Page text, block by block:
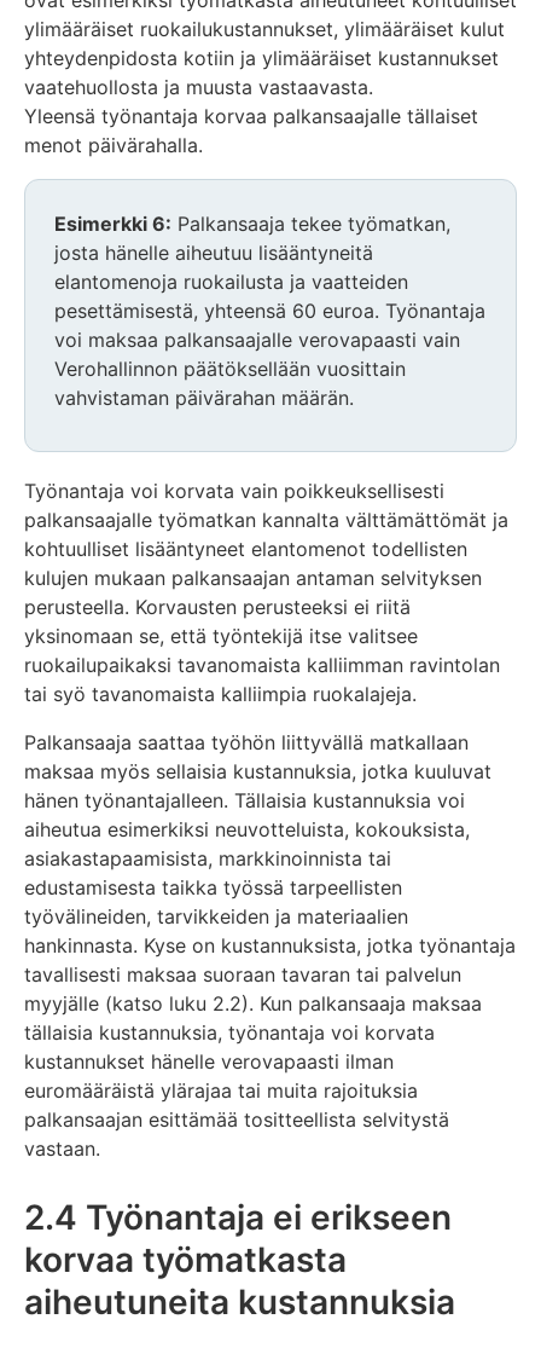
ylimääräiset ruokailukustannukset, ylimääräiset kulut
yhteydenpidosta kotiin ja ylimääräiset kustannukset
vaatehuollosta ja muusta vastaavasta.
Yleensä työnantaja korvaa palkansaajalle tällaiset
menot päivärahalla.
Esimerkki 6: Palkansaaja tekee työmatkan,
josta hänelle aiheutuu lisääntyneitä
elantomenoja ruokailusta ja vaatteiden
pesettämisestä, yhteensä 60 euroa. Työnantaja
voi maksaa palkansaajalle verovapaasti vain
Verohallinnon päätöksellään vuosittain
vahvistaman päivärahan määrän.
Työnantaja voi korvata vain poikkeuksellisesti
palkansaajalle työmatkan kannalta välttämättömät ja
kohtuulliset lisääntyneet elantomenot todellisten
kulujen mukaan palkansaajan antaman selvityksen
perusteella. Korvausten perusteeksi ei riitä
yksinomaan se, että työntekijä itse valitsee
ruokailupaikaksi tavanomaista kalliimman ravintolan
tai syö tavanomaista kalliimpia ruokalajeja.
Palkansaaja saattaa työhön liittyvällä matkallaan
maksaa myös sellaisia kustannuksia, jotka kuuluvat
hänen työnantajalleen. Tällaisia kustannuksia voi
aiheutua esimerkiksi neuvotteluista, kokouksista,
asiakastapaamisista, markkinoinnista tai
edustamisesta taikka työssä tarpeellisten
työvälineiden, tarvikkeiden ja materiaalien
hankinnasta. Kyse on kustannuksista, jotka työnantaja
tavallisesti maksaa suoraan tavaran tai palvelun
myyjälle (katso luku 2.2). Kun palkansaaja maksaa
tällaisia kustannuksia, työnantaja voi korvata
kustannukset hänelle verovapaasti ilman
euromääräistä ylärajaa tai muita rajoituksia
palkansaajan esittämää tositteellista selvitystä
vastaan.
2.4 Työnantaja ei erikseen
korvaa työmatkasta
aiheutuneita kustannuksia